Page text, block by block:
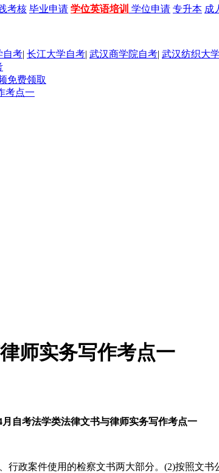
考核 毕业申请 学位英语培训 学位申请 专升本 成
自考| 长江大学自考| 武汉商学院自考| 武汉纺织大
考点一
师实务写作考点一
月自考法学类法律文书与律师实务写作考点一
政案件使用的检察文书两大部分。(2)按照文